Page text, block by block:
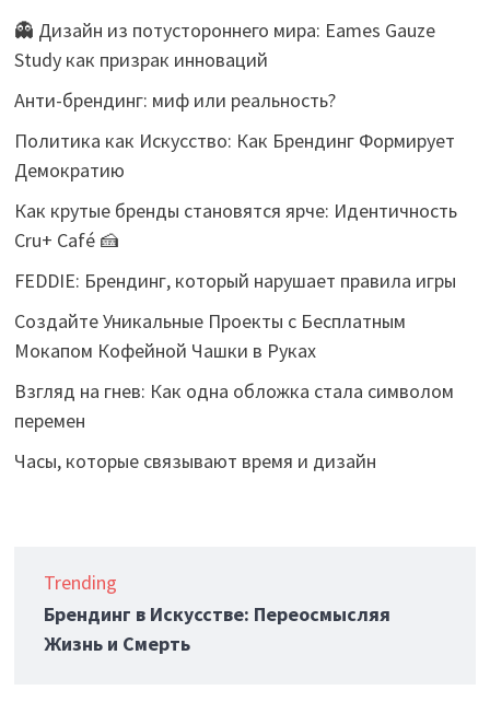
👻 Дизайн из потустороннего мира: Eames Gauze
Study как призрак инноваций
Анти-брендинг: миф или реальность?
Политика как Искусство: Как Брендинг Формирует
Демократию
Как крутые бренды становятся ярче: Идентичность
Cru+ Café 🍰
FEDDIE: Брендинг, который нарушает правила игры
Создайте Уникальные Проекты с Бесплатным
Мокапом Кофейной Чашки в Руках
Взгляд на гнев: Как одна обложка стала символом
перемен
Часы, которые связывают время и дизайн
Trending
Брендинг в Искусстве: Переосмысляя
Жизнь и Смерть